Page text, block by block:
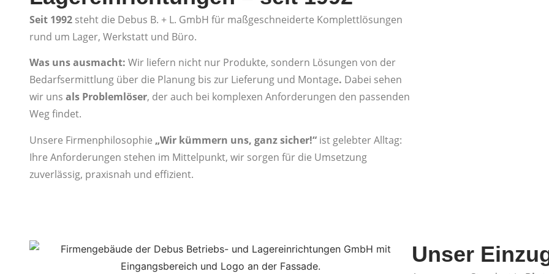
Seit 1992 steht die Debus B. + L. GmbH für maßgeschneiderte Komplettlösungen
rund um Lager, Werkstatt und Büro.
Was uns ausmacht: Wir liefern nicht nur Produkte, sondern Lösungen von der
Bedarfsermittlung über die Planung bis zur Lieferung und Montage. Dabei sehen
wir uns als Problemlöser, der auch bei komplexen Anforderungen den passenden
Weg findet.
Unsere Firmenphilosophie „Wir kümmern uns, ganz sicher!“ ist gelebter Alltag:
Ihre Anforderungen stehen im Mittelpunkt, wir sorgen für die Umsetzung
zuverlässig, praxisnah und effizient.
Unser